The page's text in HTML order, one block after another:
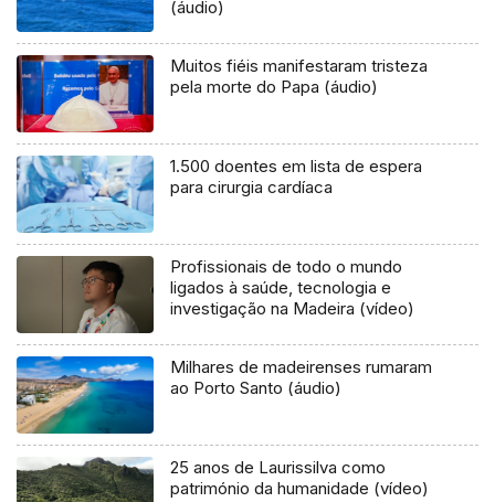
(áudio)
Muitos fiéis manifestaram tristeza
pela morte do Papa (áudio)
1.500 doentes em lista de espera
para cirurgia cardíaca
Profissionais de todo o mundo
ligados à saúde, tecnologia e
investigação na Madeira (vídeo)
Milhares de madeirenses rumaram
ao Porto Santo (áudio)
25 anos de Laurissilva como
património da humanidade (vídeo)